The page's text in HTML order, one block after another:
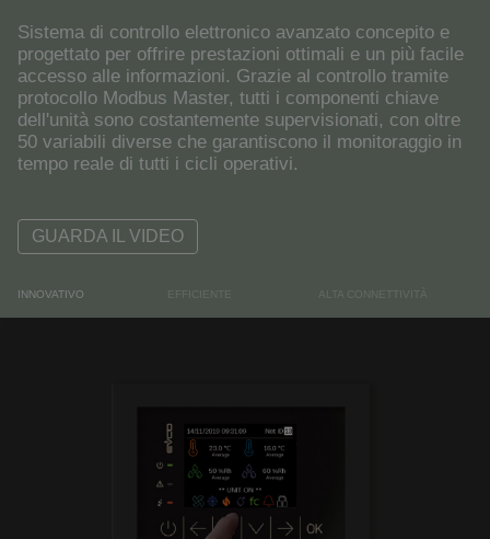
Sistema di controllo elettronico avanzato concepito e
progettato per offrire prestazioni ottimali e un più facile
accesso alle informazioni. Grazie al controllo tramite
protocollo Modbus Master, tutti i componenti chiave
dell'unità sono costantemente supervisionati, con oltre
50 variabili diverse che garantiscono il monitoraggio in
tempo reale di tutti i cicli operativi.
GUARDA IL VIDEO
INNOVATIVO EFFICIENTE ALTA CONNETTIVITÀ